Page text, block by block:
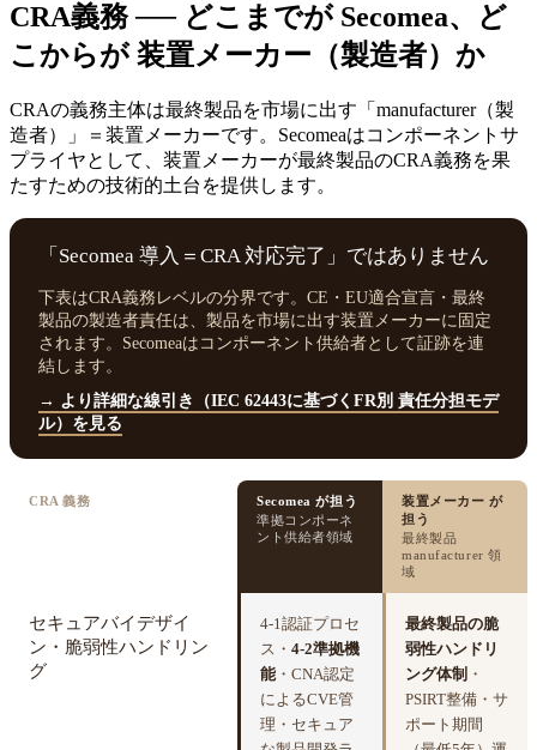
CRA義務 ── どこまでが Secomea、ど
こからが 装置メーカー（製造者）か
CRAの義務主体は最終製品を市場に出す「manufacturer（製
造者）」＝装置メーカーです。Secomeaはコンポーネントサ
プライヤとして、装置メーカーが最終製品のCRA義務を果
たすための技術的土台を提供します。
「Secomea 導入＝CRA 対応完了」ではありません
下表はCRA義務レベルの分界です。CE・EU適合宣言・最終
製品の製造者責任は、製品を市場に出す装置メーカーに固定
されます。Secomeaはコンポーネント供給者として証跡を連
結します。
→ より詳細な線引き（IEC 62443に基づくFR別 責任分担モデ
ル）を見る
CRA 義務 Secomea が担う
準拠コンポーネ
ント供給者領域
装置メーカー が
担う
最終製品
manufacturer 領
域
セキュアバイデザイ
ン・脆弱性ハンドリン
グ
4-1認証プロセ
ス・ 4-2準拠機
能・CNA認定
によるCVE管
理・セキュア
最終製品の脆
弱性ハンドリ
ング体制 ・
PSIRT整備・サ
ポート期間